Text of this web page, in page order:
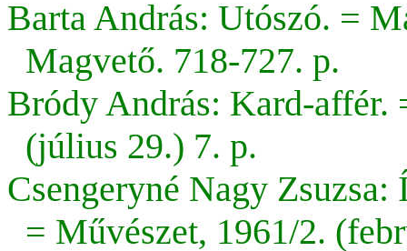
Barta András: Utószó. =
Magvető. 718-727. p.
Bródy András: Kard-affér.
(július 29.) 7. p.
Csengeryné Nagy
= Művészet, 1961/2.